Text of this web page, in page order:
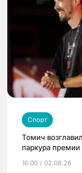
Спорт
Томич
паркура
16:00 / 02.08.26